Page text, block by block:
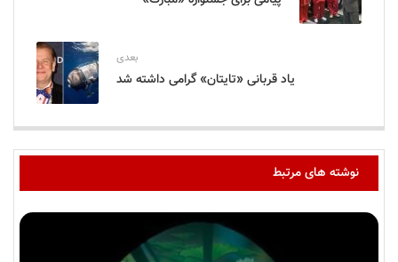
بعدی
یاد قربانی «تایتان» گرامی داشته شد
نوشته های مرتبط